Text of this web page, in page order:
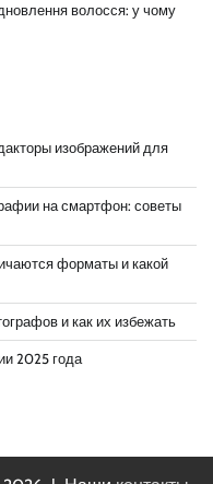
волосся: у чому
изображений для
на смартфон: советы
форматы и какой
и как их избежать
2025 года